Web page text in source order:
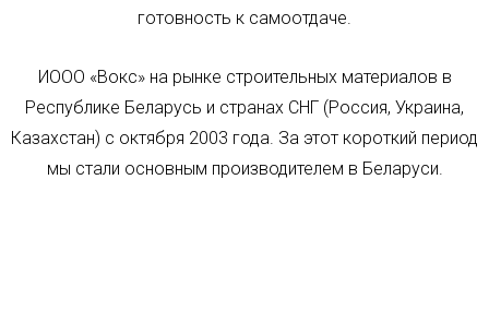
готовность к самоотдаче.
ИООО «Вокс» на рынке строительных материалов в
Республике Беларусь и странах СНГ (Россия, Украина,
Казахстан) с октября 2003 года. За этот короткий период
мы стали основным производителем в Беларуси.